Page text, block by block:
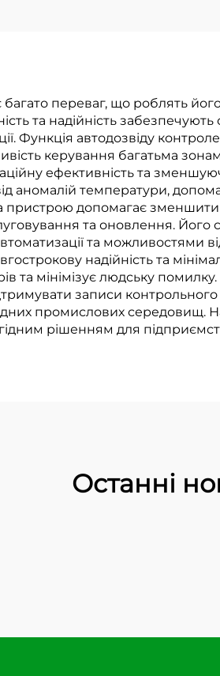
переваг, що роблять
та надійність
Функція автодозвіду
керування багатьма
ефективність та
аномалій температури,
допомагає зменшити
та оновлення. Його
та можливостями
надійність та
та мінімізує людську
записи
промислових середовищ.
рішенням для
Останні